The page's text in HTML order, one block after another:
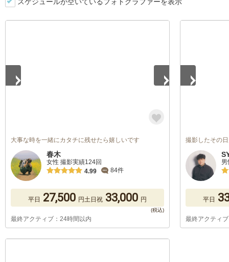
大事な時を一緒にカタチに残せたら嬉しいです
春木
女性 撮影実績124回
4.99
84件
平日 27,500 円土日祝 33,000 円
最終アクティブ：24時間以内
撮影したその
平日
最終アクティ